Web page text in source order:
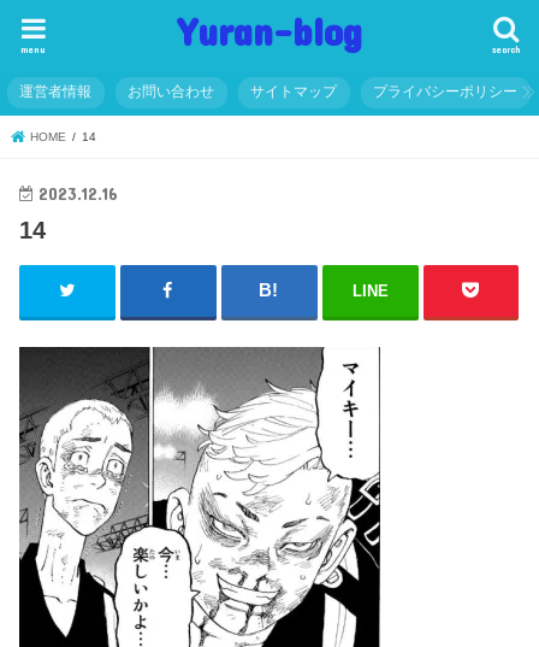
Yuran-blog search
menu
運営者情報 お問い合わせ サイトマップ プライバシーポリシー
HOME 14
2023.12.16
14
LINE